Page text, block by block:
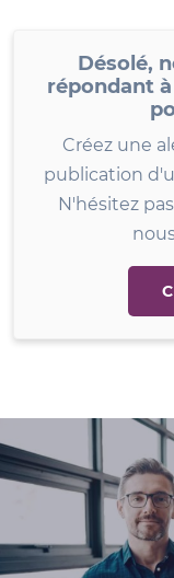
Désolé,
répondant
Créez une
publication
N'hésitez